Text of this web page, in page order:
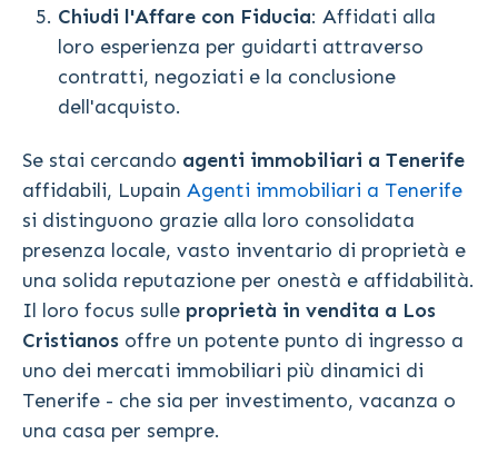
Chiudi l'Affare con Fiducia: Affidati alla
loro esperienza per guidarti attraverso
contratti, negoziati e la conclusione
dell'acquisto.
Se stai cercando agenti immobiliari a Tenerife
affidabili, Lupain Agenti immobiliari a Tenerife
si distinguono grazie alla loro consolidata
presenza locale, vasto inventario di proprietà e
una solida reputazione per onestà e affidabilità.
Il loro focus sulle proprietà in vendita a Los
Cristianos offre un potente punto di ingresso a
uno dei mercati immobiliari più dinamici di
Tenerife - che sia per investimento, vacanza o
una casa per sempre.